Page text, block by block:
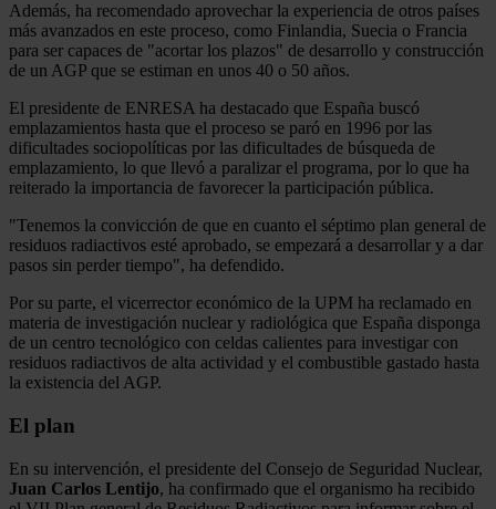
Además, ha recomendado aprovechar la experiencia de otros países
más avanzados en este proceso, como Finlandia, Suecia o Francia
para ser capaces de "acortar los plazos" de desarrollo y construcción
de un AGP que se estiman en unos 40 o 50 años.
El presidente de ENRESA ha destacado que España buscó
emplazamientos hasta que el proceso se paró en 1996 por las
dificultades sociopolíticas por las dificultades de búsqueda de
emplazamiento, lo que llevó a paralizar el programa, por lo que ha
reiterado la importancia de favorecer la participación pública.
"Tenemos la convicción de que en cuanto el séptimo plan general de
residuos radiactivos esté aprobado, se empezará a desarrollar y a dar
pasos sin perder tiempo", ha defendido.
Por su parte, el vicerrector económico de la UPM ha reclamado en
materia de investigación nuclear y radiológica que España disponga
de un centro tecnológico con celdas calientes para investigar con
residuos radiactivos de alta actividad y el combustible gastado hasta
la existencia del AGP.
El plan
En su intervención, el presidente del Consejo de Seguridad Nuclear,
Juan Carlos Lentijo, ha confirmado que el organismo ha recibido